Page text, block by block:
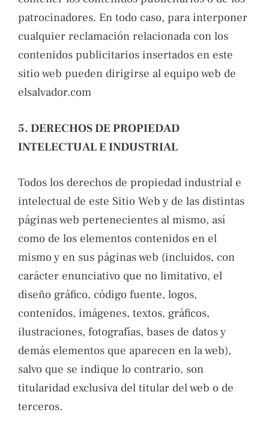
patrocinadores. En todo caso, para interponer
cualquier reclamación relacionada con los
contenidos publicitarios insertados en este
sitio web pueden dirigirse al equipo web de
elsalvador.com
5. DERECHOS DE PROPIEDAD
INTELECTUAL E INDUSTRIAL
Todos los derechos de propiedad industrial e
intelectual de este Sitio Web y de las distintas
páginas web pertenecientes al mismo, así
como de los elementos contenidos en el
mismo y en sus páginas web (incluidos, con
carácter enunciativo que no limitativo, el
diseño gráfico, código fuente, logos,
contenidos, imágenes, textos, gráficos,
ilustraciones, fotografías, bases de datos y
demás elementos que aparecen en la web),
salvo que se indique lo contrario, son
titularidad exclusiva del titular del web o de
terceros.